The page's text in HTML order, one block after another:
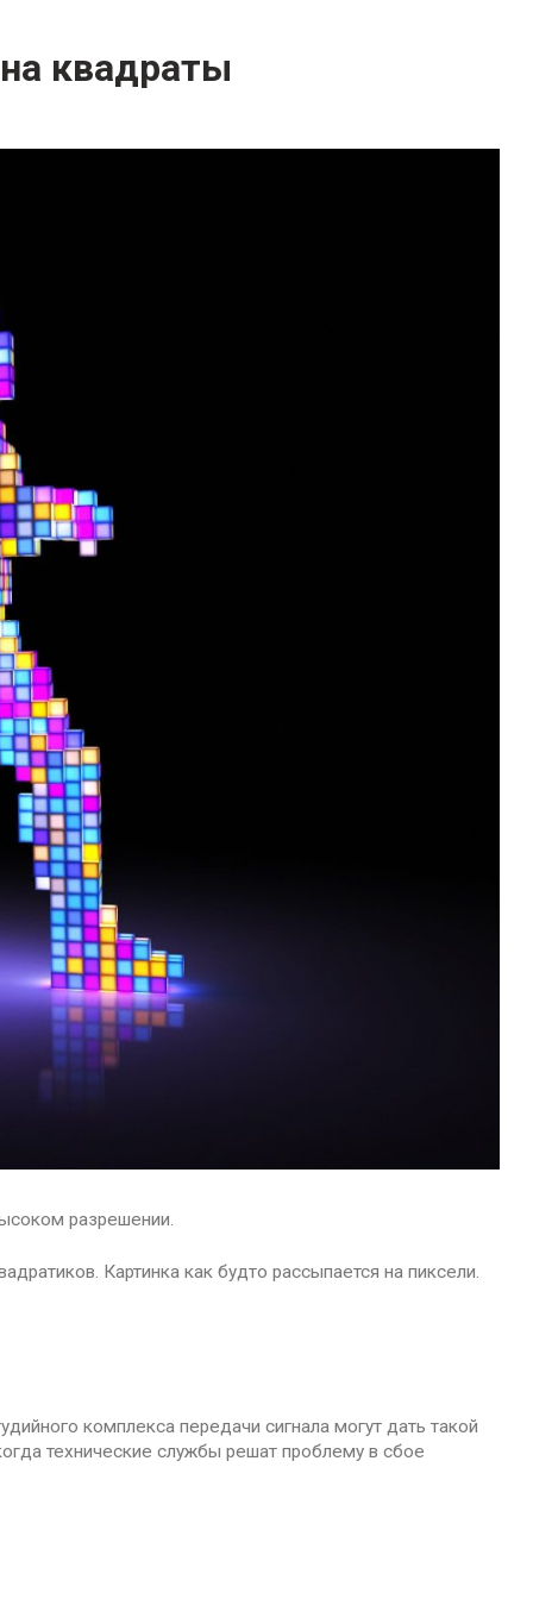
квадраты
разрешении.
Картинка как будто рассыпается на пиксели.
комплекса передачи сигнала могут дать такой
технические службы решат проблему в сбое